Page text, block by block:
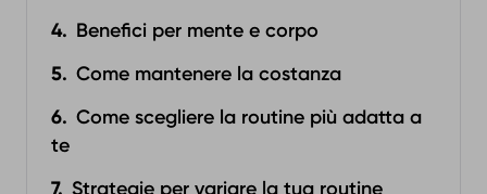
Benefici per mente e corpo
Come mantenere la costanza
Come scegliere la routine più adatta a
te
Strategie per variare la tua routine